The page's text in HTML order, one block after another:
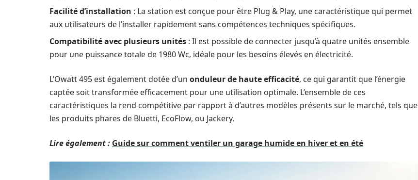
Facilité d’installation : La station est conçue pour être Plug & Play, une caractéristique qui permet
aux utilisateurs de l’installer rapidement sans compétences techniques spécifiques.
Compatibilité avec plusieurs unités : Il est possible de connecter jusqu’à quatre unités ensemble
pour une puissance totale de 1980 Wc, idéale pour les besoins élevés en électricité.
L’Owatt 495 est également dotée d’un onduleur de haute efficacité, ce qui garantit que l’énergie
captée soit transformée efficacement pour une utilisation optimale. L’ensemble de ces
caractéristiques la rend compétitive par rapport à d’autres modèles présents sur le marché, tels que
les produits phares de Bluetti, EcoFlow, ou Jackery.
Lire également : Guide sur comment ventiler un garage humide en hiver et en été